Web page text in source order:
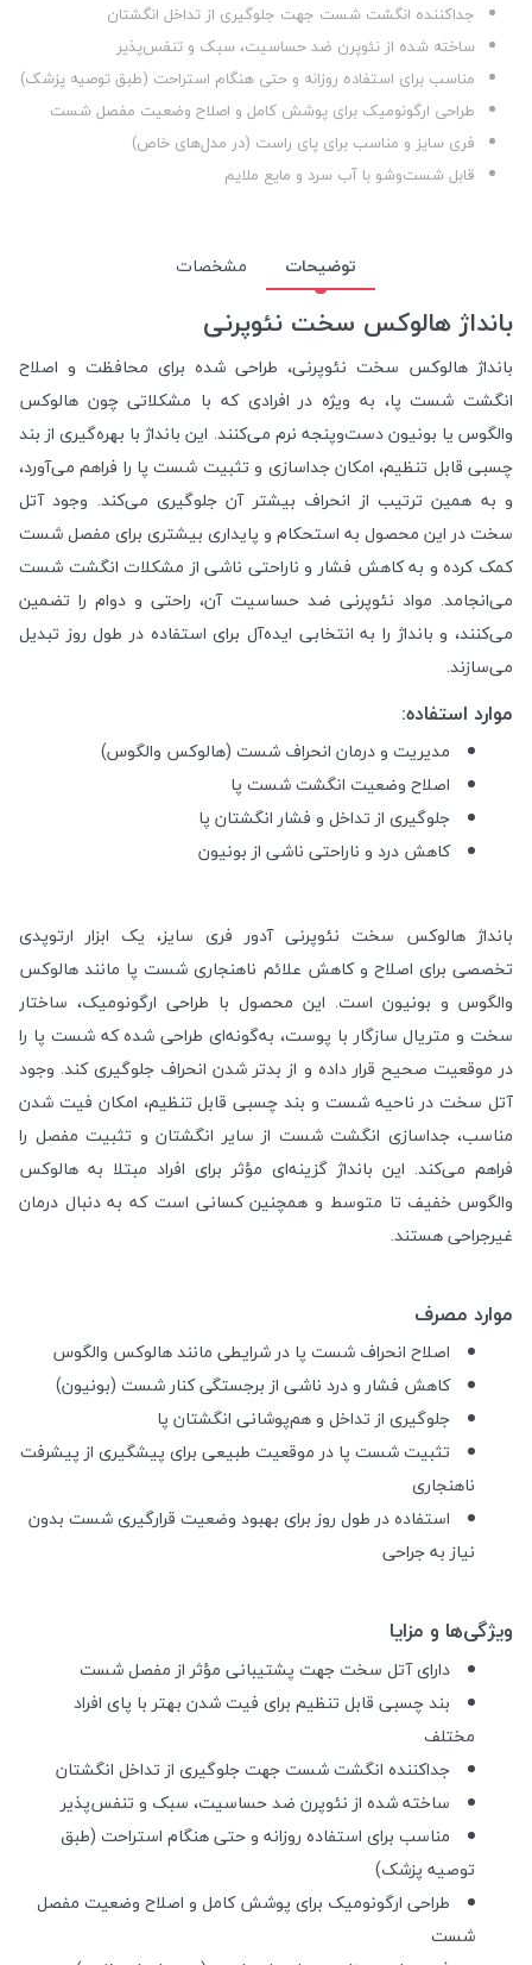
جداکننده انگشت شست جهت جلوگیری از تداخل انگشتان
ساخته شده از نئوپرن ضد حساسیت، سبک و تنفس‌پذیر
مناسب برای استفاده روزانه و حتی هنگام استراحت (طبق توصیه پزشک)
طراحی ارگونومیک برای پوشش کامل و اصلاح وضعیت مفصل شست
فری سایز و مناسب برای پای راست (در مدل‌های خاص)
قابل شست‌وشو با آب سرد و مایع ملایم
توضیحات مشخصات
بانداژ هالوکس سخت نئوپرنی
بانداژ هالوکس سخت نئوپرنی، طراحی شده برای محافظت و اصلاح
انگشت شست پا، به ویژه در افرادی که با مشکلاتی چون هالوکس
والگوس یا بونیون دست‌وپنجه نرم می‌کنند. این بانداژ با بهره‌گیری از بند
چسبی قابل تنظیم، امکان جداسازی و تثبیت شست پا را فراهم می‌آورد،
و به همین ترتیب از انحراف بیشتر آن جلوگیری می‌کند. وجود آتل
سخت در این محصول به استحکام و پایداری بیشتری برای مفصل شست
کمک کرده و به کاهش فشار و ناراحتی ناشی از مشکلات انگشت شست
می‌انجامد. مواد نئوپرنی ضد حساسیت آن، راحتی و دوام را تضمین
می‌کنند، و بانداژ را به انتخابی ایده‌آل برای استفاده در طول روز تبدیل
می‌سازند.
موارد استفاده:
مدیریت و درمان انحراف شست (هالوکس والگوس)
اصلاح وضعیت انگشت شست پا
جلوگیری از تداخل و فشار انگشتان پا
کاهش درد و ناراحتی ناشی از بونیون
بانداژ هالوکس سخت نئوپرنی آدور فری سایز، یک ابزار ارتوپدی
تخصصی برای اصلاح و کاهش علائم ناهنجاری شست پا مانند هالوکس
والگوس و بونیون است. این محصول با طراحی ارگونومیک، ساختار
سخت و متریال سازگار با پوست، به‌گونه‌ای طراحی شده که شست پا را
در موقعیت صحیح قرار داده و از بدتر شدن انحراف جلوگیری کند. وجود
آتل سخت در ناحیه شست و بند چسبی قابل تنظیم، امکان فیت شدن
مناسب، جداسازی انگشت شست از سایر انگشتان و تثبیت مفصل را
فراهم می‌کند. این بانداژ گزینه‌ای مؤثر برای افراد مبتلا به هالوکس
والگوس خفیف تا متوسط و همچنین کسانی است که به دنبال درمان
غیرجراحی هستند.
موارد مصرف
اصلاح انحراف شست پا در شرایطی مانند هالوکس والگوس
کاهش فشار و درد ناشی از برجستگی کنار شست (بونیون)
جلوگیری از تداخل و هم‌پوشانی انگشتان پا
تثبیت شست پا در موقعیت طبیعی برای پیشگیری از پیشرفت
ناهنجاری
استفاده در طول روز برای بهبود وضعیت قرارگیری شست بدون
نیاز به جراحی
ویژگی‌ها و مزایا
دارای آتل سخت جهت پشتیبانی مؤثر از مفصل شست
بند چسبی قابل تنظیم برای فیت شدن بهتر با پای افراد
مختلف
جداکننده انگشت شست جهت جلوگیری از تداخل انگشتان
ساخته شده از نئوپرن ضد حساسیت، سبک و تنفس‌پذیر
مناسب برای استفاده روزانه و حتی هنگام استراحت (طبق
توصیه پزشک)
طراحی ارگونومیک برای پوشش کامل و اصلاح وضعیت مفصل
شست